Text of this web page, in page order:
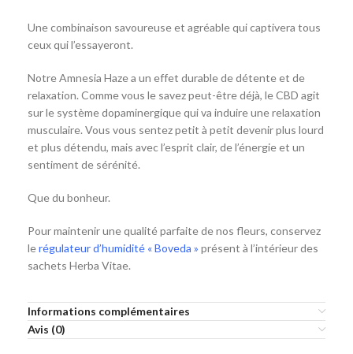
Une combinaison savoureuse et agréable qui captivera tous
ceux qui l’essayeront.
Notre Amnesia Haze a un effet durable de détente et de
relaxation. Comme vous le savez peut-être déjà, le CBD agit
sur le système dopaminergique qui va induire une relaxation
musculaire. Vous vous sentez petit à petit devenir plus lourd
et plus détendu, mais avec l’esprit clair, de l’énergie et un
sentiment de sérénité.
Que du bonheur.
Pour maintenir une qualité parfaite de nos fleurs, conservez
lerégulateur d’humidité « Boveda » présent à l’intérieur des
sachets Herba Vitae.
Informations complémentaires
Avis (0)